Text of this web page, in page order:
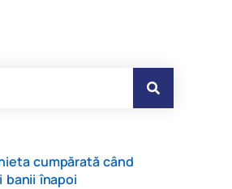
cumpărată când
banii înapoi